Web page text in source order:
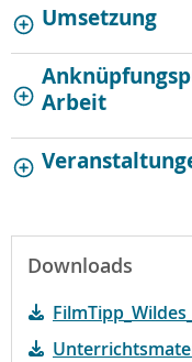
Umsetzung
Arbeit
Downloads